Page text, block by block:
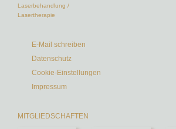
Laserbehandlung /
Lasertherapie
E-Mail schreiben
Datenschutz
Cookie-Einstellungen
Impressum
MITGLIEDSCHAFTEN